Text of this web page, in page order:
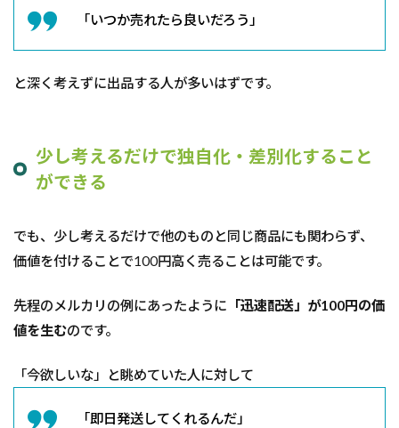
「いつか売れたら良いだろう」
と深く考えずに出品する人が多いはずです。
少し考えるだけで独自化・差別化すること
ができる
でも、少し考えるだけで他のものと同じ商品にも関わらず、
価値を付けることで100円高く売ることは可能です。
先程のメルカリの例にあったように 「迅速配送」が100円の価
値を生むのです。
「今欲しいな」と眺めていた人に対して
「即日発送してくれるんだ」